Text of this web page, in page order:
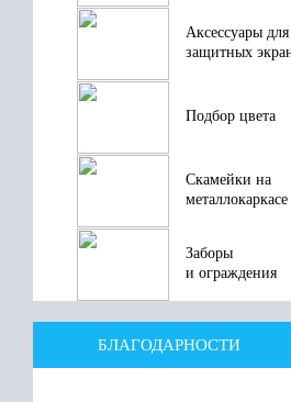
Аксессуары для
защитных
Подбор цвета
Скамейки на
металлокаркасе
Заборы
и ограждения
БЛАГОДАРНОСТИ